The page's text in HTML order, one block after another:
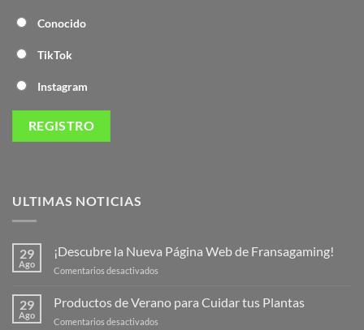
Conocido
TikTok
Instagram
ULTIMAS NOTICIAS
29
Ago
¡Descubre la Nueva Página Web de Fransagaming!
Comentarios desactivados
Nueva
29
Ago
Productos de Verano para Cuidar tus Plantas
Comentarios desactivados